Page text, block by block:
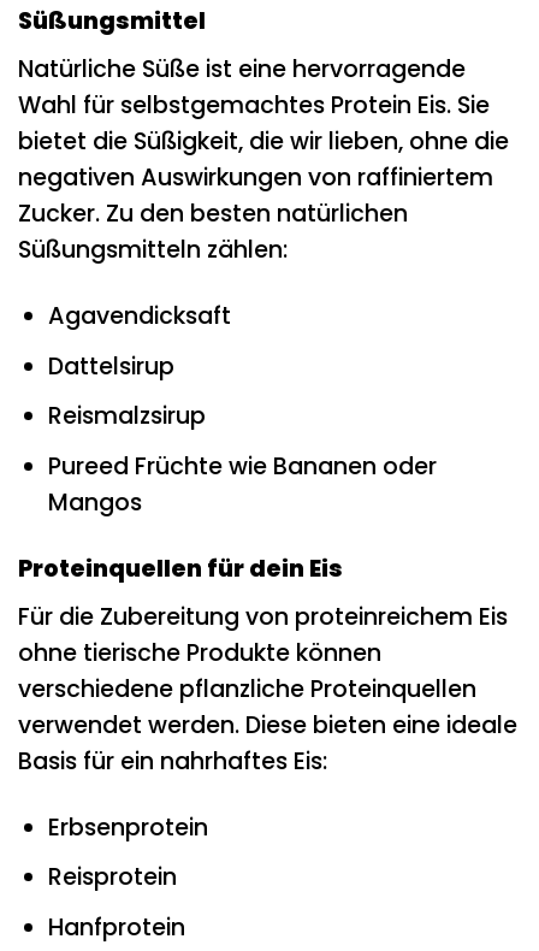
Süßungsmittel
Natürliche Süße ist eine hervorragende
Wahl für selbstgemachtes Protein Eis. Sie
bietet die Süßigkeit, die wir lieben, ohne die
negativen Auswirkungen von raffiniertem
Zucker. Zu den besten natürlichen
Süßungsmitteln zählen:
Agavendicksaft
Dattelsirup
Reismalzsirup
Pureed Früchte wie Bananen oder
Mangos
Proteinquellen für dein Eis
Für die Zubereitung von proteinreichem Eis
ohne tierische Produkte können
verschiedene pflanzliche Proteinquellen
verwendet werden. Diese bieten eine ideale
Basis für ein nahrhaftes Eis:
Erbsenprotein
Reisprotein
Hanfprotein